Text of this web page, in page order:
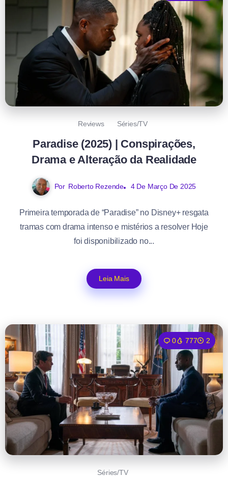
Reviews Séries/TV
Paradise (2025) | Conspirações,
Drama e Alteração da Realidade
Por Roberto Rezende 4 De Março De 2025
Primeira temporada de “Paradise” no Disney+ resgata
tramas com drama intenso e mistérios a resolver Hoje
foi disponibilizado no...
Leia Mais
0 777 2
Séries/TV